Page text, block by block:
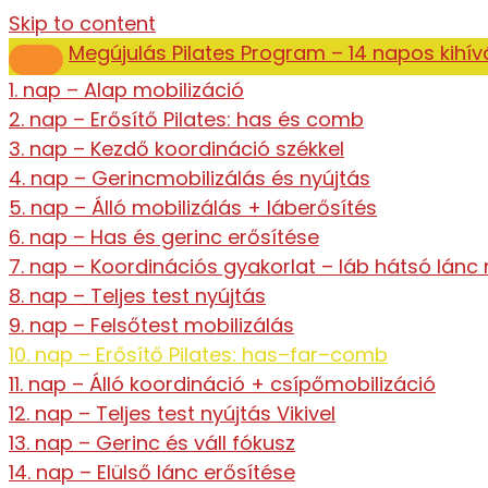
Skip to content
Megújulás Pilates Program – 14 napos
1. nap – Alap mobilizáció
2. nap – Erősítő Pilates: has és comb
3. nap – Kezdő koordináció székkel
4. nap – Gerincmobilizálás és nyújtás
5. nap – Álló mobilizálás + láberősítés
6. nap – Has és gerinc erősítése
7. nap – Koordinációs gyakorlat – láb hátsó lánc
8. nap – Teljes test nyújtás
9. nap – Felsőtest mobilizálás
10. nap – Erősítő Pilates: has–far–comb
11. nap – Álló koordináció + csípőmobilizáció
12. nap – Teljes test nyújtás Vikivel
13. nap – Gerinc és váll fókusz
14. nap – Elülső lánc erősítése